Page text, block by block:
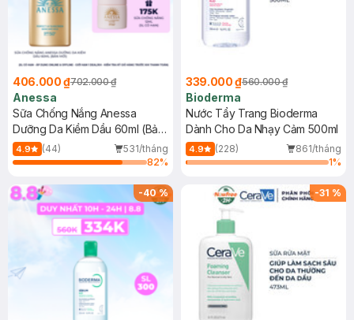
406.000 ₫702.000 ₫
Anessa
Sữa Chống Nắng Anessa
Dưỡng Da Kiềm Dầu 60ml (Bản
Mới)
4.9 (44)
531/tháng
82%
339.000 ₫560.000 ₫
Bioderma
Nước Tẩy Trang Bioderma
Dành Cho Da Nhạy Cảm 500ml
4.9 (228)
861/tháng
1%
-40% -31 %